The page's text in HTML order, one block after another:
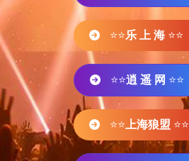
⭐⭐乐 上 海 ⭐⭐
⭐⭐逍 遥 网 ⭐⭐
⭐⭐ 上海狼盟 ⭐⭐